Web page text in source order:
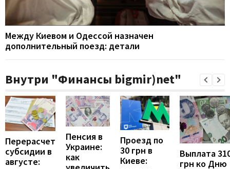
Между Киевом и Одессой назначен
дополнительный поезд: детали
Внутри "Финансы bigmir)net"
Перерасчет
субсидии в
августе:
Пенсия в
Украине:
как
Проезд по
30 грн в
Киеве:
Выплата
грн ко Дню